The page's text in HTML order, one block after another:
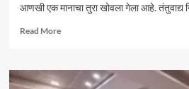
आणखी एक मानाचा तुरा खोवला गेला आहे. तंतुवाद्य
Read MoreRead
मिरजेच्या
तंतुवाद्य